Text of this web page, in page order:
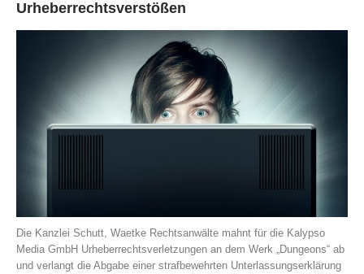
Urheberrechtsverstößen
Die Kanzlei Schutt, Waetke Rechtsanwälte mahnt für die Kalypso
Media GmbH Urheberrechtsverletzungen an dem Werk „Dungeons“ ab
und verlangt die Abgabe einer strafbewehrten Unterlassungserklärung